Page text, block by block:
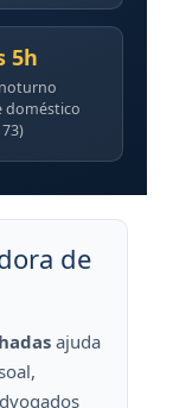
5h
doméstico
de
ajuda